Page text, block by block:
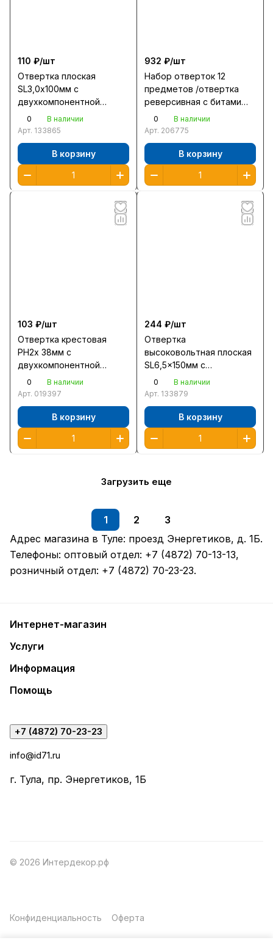
110 ₽/шт
Отвертка плоская
SL3,0x100мм с
двухкомпонентной
рукояткой 25061-3,0-100
/12/1/
0
В наличии
Арт. 133865
В корзину
932 ₽/шт
Набор отверток 12
предметов /отвертка
реверсивная с битами
Sturm 1040-19-6
0
В наличии
Арт. 206775
В корзину
103 ₽/шт
Отвертка крестовая
PH2x 38мм с
двухкомпонентной
рукояткой/2510-38-2 /12/
0
В наличии
Арт. 019397
В корзину
244 ₽/шт
Отвертка
высоковольтная плоская
SL6,5x150мм с
трехкомпонентной
рукояткой 25261-6,5-150
0
В наличии
Арт. 133879
В корзину
Загрузить еще
1 2
3
Адрес магазина в Туле: проезд Энергетиков, д. 1Б.
Телефоны: оптовый отдел: +7 (4872) 70-13-13,
розничный отдел: +7 (4872) 70-23-23.
Интернет-магазин
Услуги
Информация
Помощь
+7 (4872) 70-23-23
info@id71.ru
г. Тула, пр. Энергетиков, 1Б
© 2026 Интердекор.рф
Конфиденциальность Оферта